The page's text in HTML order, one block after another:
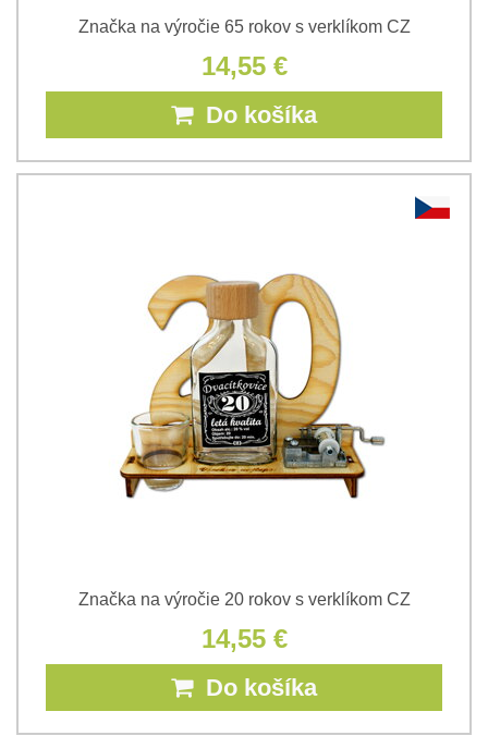
Značka na výročie 65 rokov s verklíkom CZ
14,55 €
Do košíka
Značka na výročie 20 rokov s verklíkom CZ
14,55 €
Do košíka